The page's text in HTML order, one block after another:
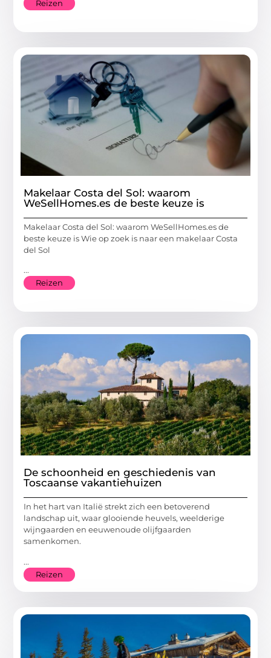
Reizen
Makelaar Costa del Sol: waarom
WeSellHomes.es de beste keuze is
Makelaar Costa del Sol: waarom WeSellHomes.es de
beste keuze is Wie op zoek is naar een makelaar Costa
del Sol
...
Reizen
De schoonheid en geschiedenis van
Toscaanse vakantiehuizen
In het hart van Italië strekt zich een betoverend
landschap uit, waar glooiende heuvels, weelderige
wijngaarden en eeuwenoude olijfgaarden
samenkomen.
...
Reizen